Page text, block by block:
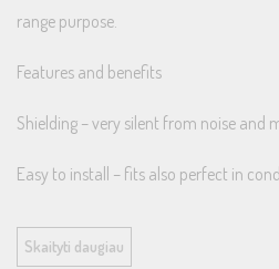
range purpose.
Features and benefits
Shielding – very silent from noise and
Easy to install – fits also perfect in
Low capacitance – Allows for bass
slowing down
Skaityti daugiau